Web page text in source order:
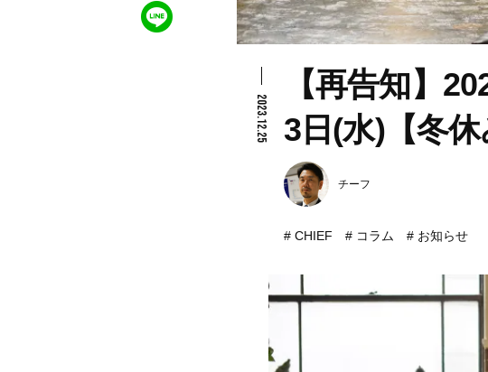
2023.12.25
【再告知】
3日(水)【冬休
チーフ
CHIEF コラム お知らせ